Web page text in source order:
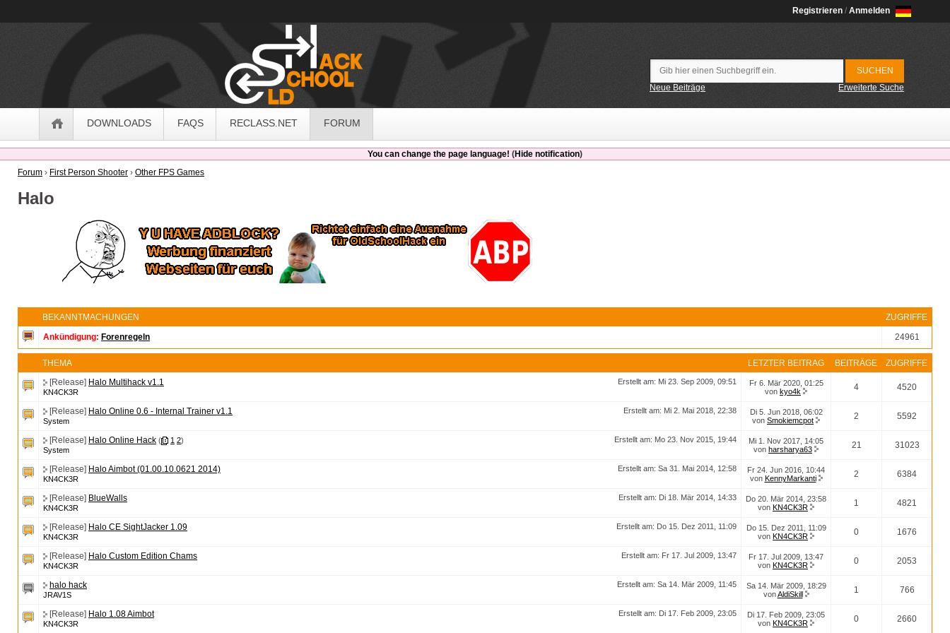
Registrieren / Anmelden
Neue Beiträge Erweiterte Suche
DOWNLOADS FAQS RECLASS.NET FORUM
You can change the page language! (Hide notification)
Forum › First Person Shooter › Other FPS Games
Halo
BEKANNTMACHUNGEN
ZUGRIFFE
Ankündigung: Forenregeln 24961
THEMA LETZTER BEITRAG BEITRÄGE
ZUGRIFFE
[Release] Halo Multihack v1.1
Erstellt am: Mi 23. Sep 2009, 09:51
KN4CK3R
Fr 6. Mär 2020, 01:25
von kyo4k 4 4520
[Release] Halo Online 0.6 - Internal Trainer v1.1
Erstellt am: Mi 2. Mai 2018, 22:38
System
Di 5. Jun 2018, 06:02
von Smokiemcpot 2 5592
[Release] Halo Online Hack ( 1 2)
Erstellt am: Mo 23. Nov 2015, 19:44
System
Mi 1. Nov 2017, 14:05
von harsharya63 21 31023
[Release] Halo Aimbot (01.00.10.0621 2014)
Erstellt am: Sa 31. Mai 2014, 12:58
KN4CK3R
Fr 24. Jun 2016, 10:44
von KennyMarkanti 2 6384
[Release] BlueWalls
Erstellt am: Di 18. Mär 2014, 14:33
KN4CK3R
Do 20. Mär 2014, 23:58
von KN4CK3R 1 4821
[Release] Halo CE SightJacker 1.09
Erstellt am: Do 15. Dez 2011, 11:09
KN4CK3R
Do 15. Dez 2011, 11:09
von KN4CK3R 0 1676
[Release] Halo Custom Edition Chams
Erstellt am: Fr 17. Jul 2009, 13:47
KN4CK3R
Fr 17. Jul 2009, 13:47
von KN4CK3R 0 2053
halo hack
Erstellt am: Sa 14. Mär 2009, 11:45
JRAV1S
Sa 14. Mär 2009, 18:29
vonAldiSkill 1 766
[Release] Halo 1.08 Aimbot
Erstellt am: Di 17. Feb 2009, 23:05
KN4CK3R
Di 17. Feb 2009, 23:05
von KN4CK3R 0 2660